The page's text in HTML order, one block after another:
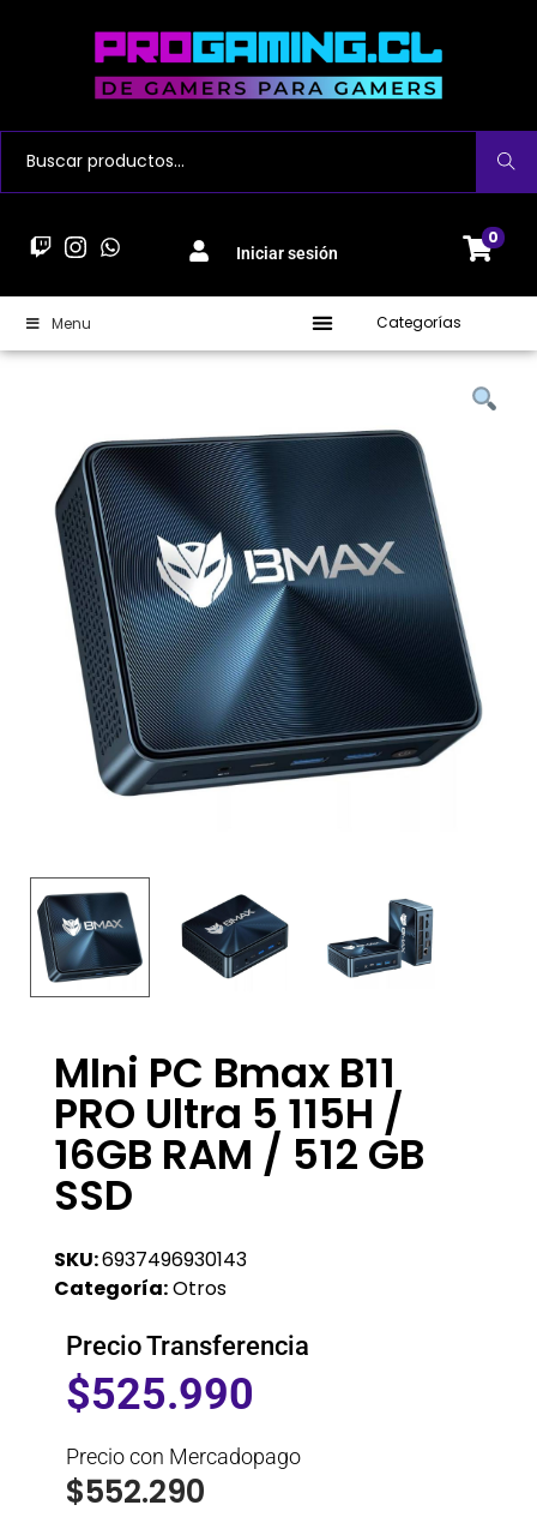
Buscar
Iniciar sesión
0
Menu Categorías
MIni PC Bmax B11
PRO Ultra 5 115H /
16GB RAM / 512 GB
SSD
SKU:6937496930143
Categoría:Otros
Precio Transferencia
$525.990
Precio con Mercadopago
$552.290